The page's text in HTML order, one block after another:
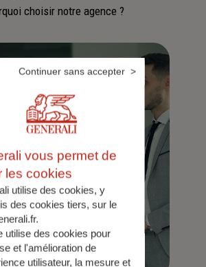
choisir notre agence ?
vous permet de
les cookies
utilise des cookies, y
des cookies tiers, sur le
utilise des cookies pour
et l'amélioration de
utilisateur, la mesure et
Continuer sans accepter